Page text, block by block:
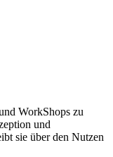
WorkShops zu
und
sie über den Nutzen